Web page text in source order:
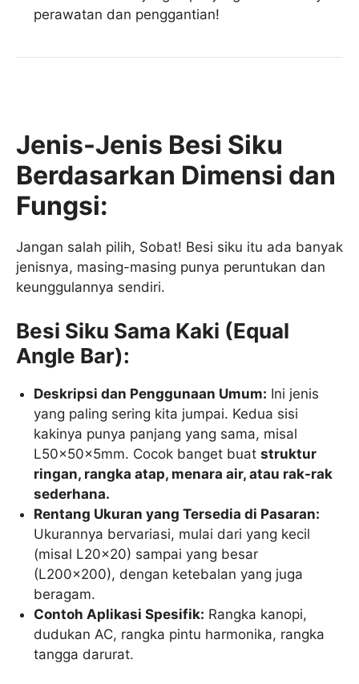
perawatan dan penggantian!
Jenis-Jenis Besi Siku
Berdasarkan Dimensi dan
Fungsi:
Jangan salah pilih, Sobat! Besi siku itu ada banyak
jenisnya, masing-masing punya peruntukan dan
keunggulannya sendiri.
Besi Siku Sama Kaki (Equal
Angle Bar):
Deskripsi dan Penggunaan Umum: Ini jenis
yang paling sering kita jumpai. Kedua sisi
kakinya punya panjang yang sama, misal
L50x50x5mm. Cocok banget buatstruktur
ringan, rangka atap, menara air, atau rak-rak
sederhana.
Rentang Ukuran yang Tersedia di Pasaran:
Ukurannya bervariasi, mulai dari yang kecil
(misal L20x20) sampai yang besar
(L200x200), dengan ketebalan yang juga
beragam.
Contoh Aplikasi Spesifik: Rangka kanopi,
dudukan AC, rangka pintu harmonika, rangka
tangga darurat.